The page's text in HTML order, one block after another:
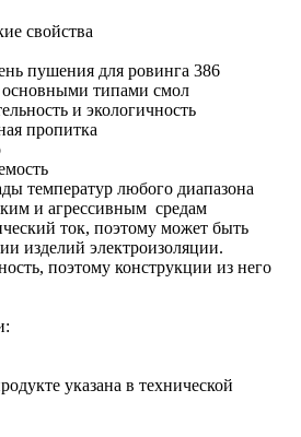
свойства
пушения для ровинга 386
типами смол
и экологичность
пропитка
температур любого диапазона
и агрессивным средам
ток, поэтому может быть
изделий электроизоляции.
поэтому конструкции из него
указана в технической